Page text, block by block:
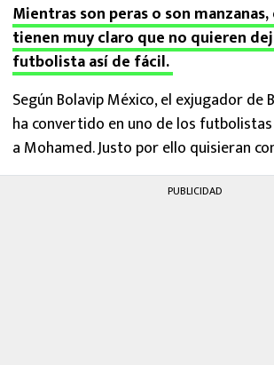
Mientras son peras o son manzanas,
tienen muy claro que no quieren
futbolista así de fácil.
Según Bolavip México, el exjugador de
ha convertido en uno de los
a Mohamed. Justo por ello quisieran
PUBLICIDAD